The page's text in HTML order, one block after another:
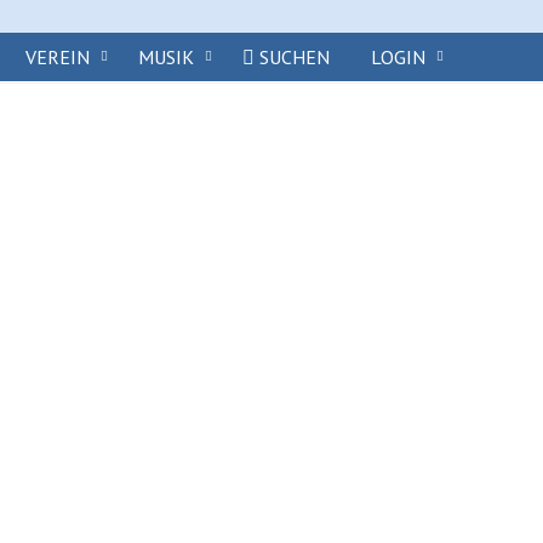
VEREIN MUSIK SUCHEN LOGIN